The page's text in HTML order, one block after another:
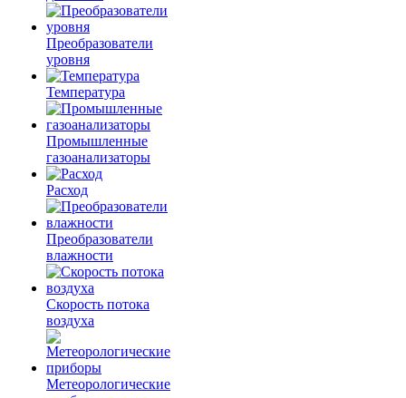
Преобразователи
уровня
Температура
Промышленные
газоанализаторы
Расход
Преобразователи
влажности
Скорость потока
воздуха
Метеорологические